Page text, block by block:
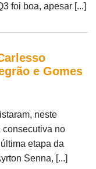
foi boa, apesar [...]
e Gomes
neste
consecutiva no
etapa da
Senna, [...]